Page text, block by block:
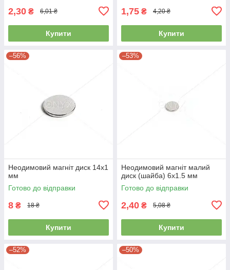
2,30 ₴ 6,01 ₴
Купити
1,75 ₴ 4,20 ₴
Купити
–56%
Неодимовий магніт диск 14х1
мм
Готово до відправки
8 ₴ 18 ₴
Купити
–53%
Неодимовий магніт малий
диск (шайба) 6х1.5 мм
Готово до відправки
2,40 ₴ 5,08 ₴
Купити
–52% –50%